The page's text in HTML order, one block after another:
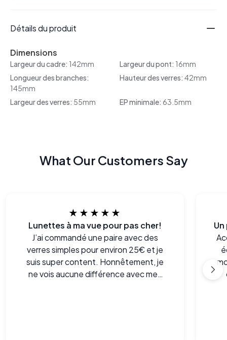
Détails du produit
Dimensions
Largeur du cadre: 142mm Largeur du pont: 16mm
Longueur des branches:
145mm
Hauteur des verres: 42mm
Largeur des verres: 55mm EP minimale: 63.5mm
What Our Customers Say
★★★★★
Lunettes à ma vue pour pas cher!
J’ai commandé une paire avec des
verres simples pour environ 25€ et je
suis super content. Honnêtement, je
ne vois aucune différence avec mes